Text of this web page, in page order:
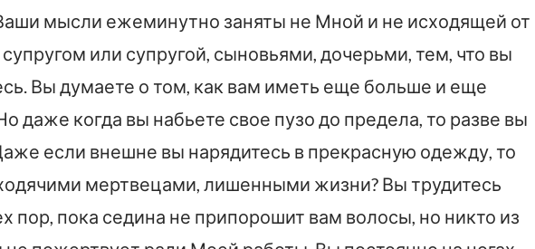
мысли ежеминутно заняты не Мной и не исходящей от
или супругой, сыновьями, дочерьми, тем, что вы
Вы думаете о том, как вам иметь еще больше и еще
даже когда вы набьете свое пузо до предела, то разве вы
если внешне вы нарядитесь в прекрасную одежду, то
мертвецами, лишенными жизни? Вы трудитесь
пор, пока седина не припорошит вам волосы, но никто из